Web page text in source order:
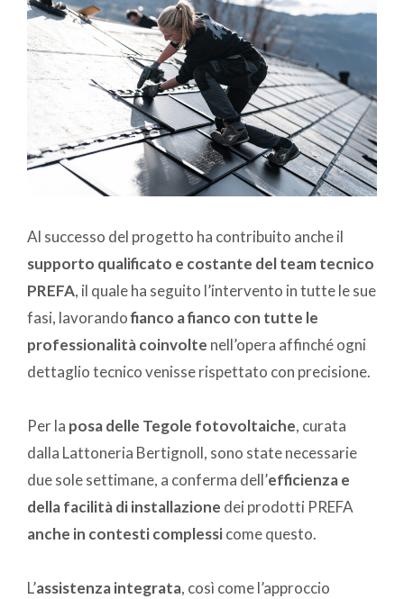
Al successo del progetto ha contribuito anche il
supporto qualificato e costante del team tecnico
PREFA, il quale ha seguito l’intervento in tutte le sue
fasi, lavorandofianco a fianco con tutte le
professionalità coinvolte nell’opera affinché ogni
dettaglio tecnico venisse rispettato con precisione.
Per la posa delle Tegole fotovoltaiche, curata
dalla Lattoneria Bertignoll, sono state necessarie
due sole settimane, a conferma dell’efficienza e
della facilità di installazione dei prodotti PREFA
anche in contesti complessicome questo.
L’assistenza integrata, così come l’approccio